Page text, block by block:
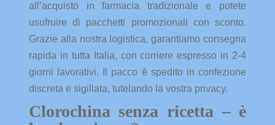
all’acquisto in farmacia tradizionale e potete
usufruire di pacchetti promozionali con sconto.
Grazie alla nostra logistica, garantiamo consegna
rapida in tutta Italia, con corriere espresso in 2-4
giorni lavorativi. Il pacco è spedito in confezione
discreta e sigillata, tutelando la vostra privacy.
Clorochina senza ricetta – è